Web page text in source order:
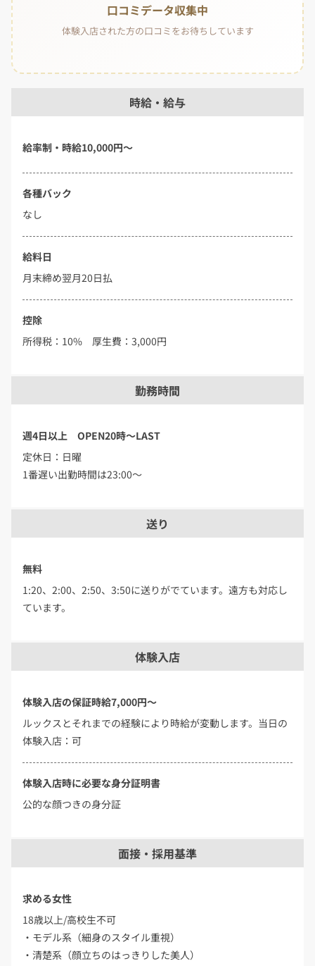
口コミデータ収集中
体験入店された方の口コミをお待ちしています
時給・給与
給率制・時給10,000円〜
各種バック
なし
給料日
月末締め翌月20日払
控除
所得税：10% 厚生費：3,000円
勤務時間
週4日以上 OPEN20時～LAST
定休日：日曜
1番遅い出勤時間は23:00〜
送り
無料
1:20、2:00、2:50、3:50に送りがでています。遠方も対応し
ています。
体験入店
体験入店の保証時給7,000円〜
ルックスとそれまでの経験により時給が変動します。当日の
体験入店：可
体験入店時に必要な身分証明書
公的な顔つきの身分証
面接・採用基準
求める女性
18歳以上/高校生不可
・モデル系（細身のスタイル重視）
・清楚系（顔立ちのはっきりした美人）